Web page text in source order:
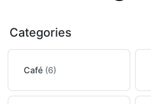
Categories
Café (6)